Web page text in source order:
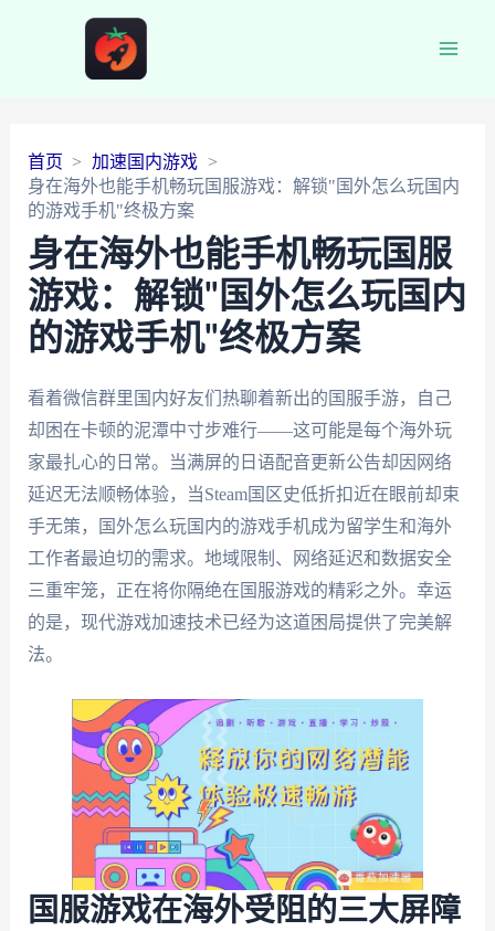
首页
加速国内游戏
身在海外也能手机畅玩国服游戏：解锁"国外怎么玩国内
的游戏手机"终极方案
身在海外也能手机畅玩国服
游戏：解锁"国外怎么玩国内
的游戏手机"终极方案
看着微信群里国内好友们热聊着新出的国服手游，自己
却困在卡顿的泥潭中寸步难行——这可能是每个海外玩
家最扎心的日常。当满屏的日语配音更新公告却因网络
延迟无法顺畅体验，当Steam国区史低折扣近在眼前却束
手无策，国外怎么玩国内的游戏手机成为留学生和海外
工作者最迫切的需求。地域限制、网络延迟和数据安全
三重牢笼，正在将你隔绝在国服游戏的精彩之外。幸运
的是，现代游戏加速技术已经为这道困局提供了完美解
法。
国服游戏在海外受阻的三大屏障